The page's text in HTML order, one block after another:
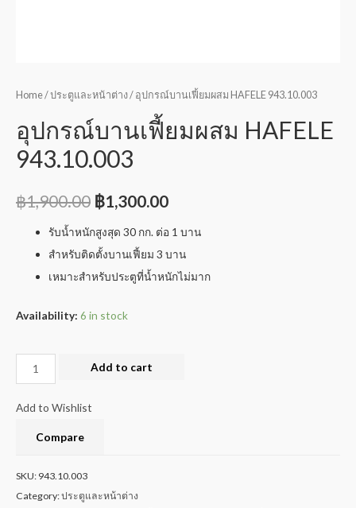
Home/ประตูและหน้าต่าง/ อุปกรณ์บานเฟี้ยมผสม HAFELE 943.10.003
อุปกรณ์บานเฟี้ยมผสม HAFELE
943.10.003
฿1,900.00 ฿1,300.00
รับน้ำหนักสูงสุด 30 กก. ต่อ 1 บาน
สำหรับติดตั้งบานเฟี้ยม 3 บาน
เหมาะสำหรับประตูที่น้ำหนักไม่มาก
Availability: 6 in stock
Add to cart
Add to Wishlist
Compare
SKU: 943.10.003
Category:ประตูและหน้าต่าง